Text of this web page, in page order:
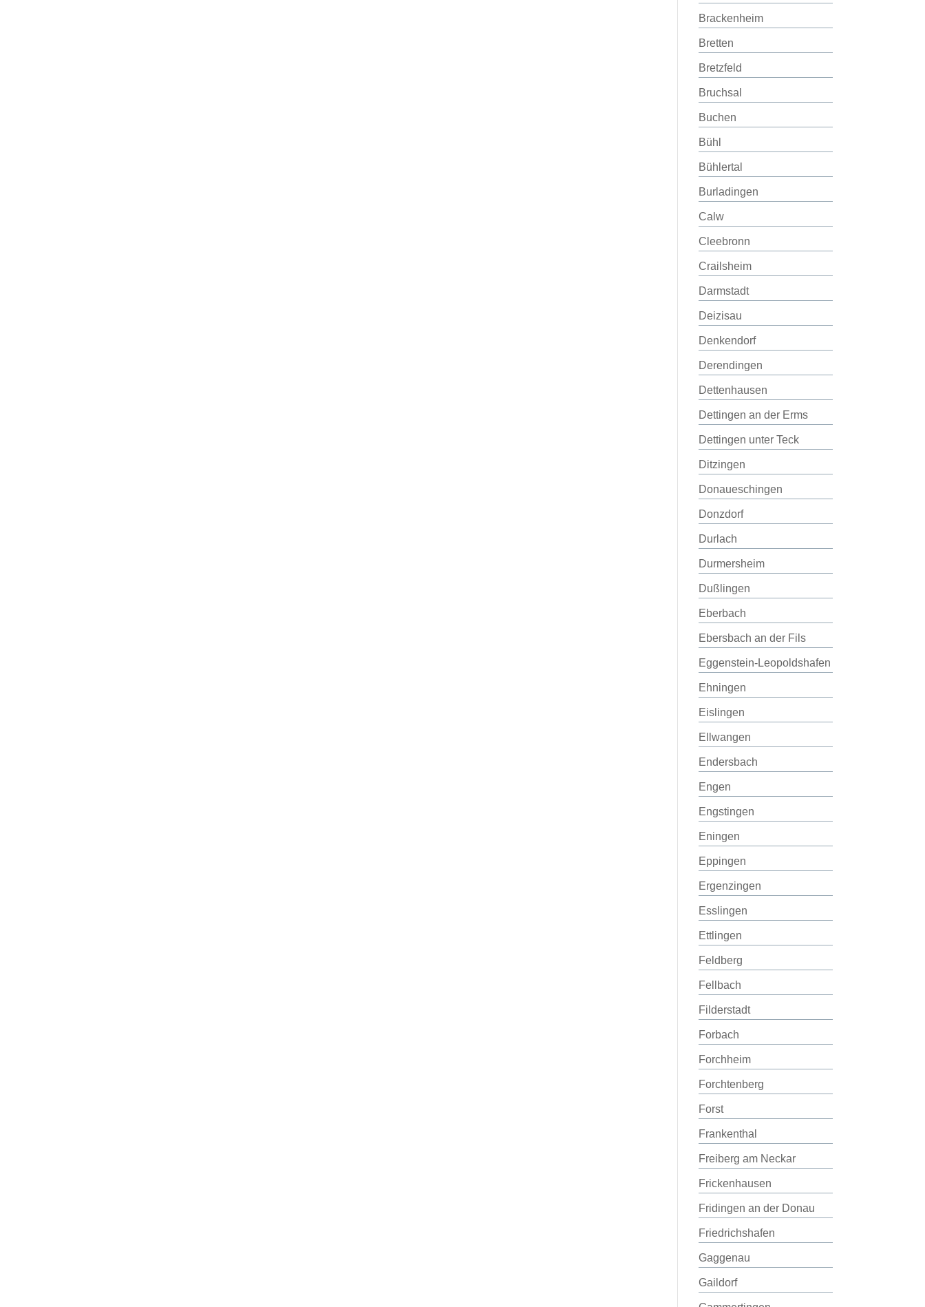
Brackenheim
Bretten
Bretzfeld
Bruchsal
Buchen
Bühl
Bühlertal
Burladingen
Calw
Cleebronn
Crailsheim
Darmstadt
Deizisau
Denkendorf
Derendingen
Dettenhausen
Dettingen an der Erms
Dettingen unter Teck
Ditzingen
Donaueschingen
Donzdorf
Durlach
Durmersheim
Dußlingen
Eberbach
Ebersbach an der Fils
Eggenstein-Leopoldshafen
Ehningen
Eislingen
Ellwangen
Endersbach
Engen
Engstingen
Eningen
Eppingen
Ergenzingen
Esslingen
Ettlingen
Feldberg
Fellbach
Filderstadt
Forbach
Forchheim
Forchtenberg
Forst
Frankenthal
Freiberg am Neckar
Frickenhausen
Fridingen an der Donau
Friedrichshafen
Gaggenau
Gaildorf